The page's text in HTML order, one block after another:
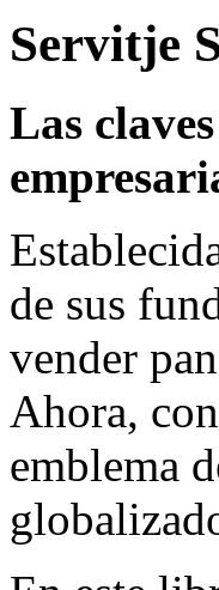
Servitje
Las
de sus
vender
Ahora,
emblema